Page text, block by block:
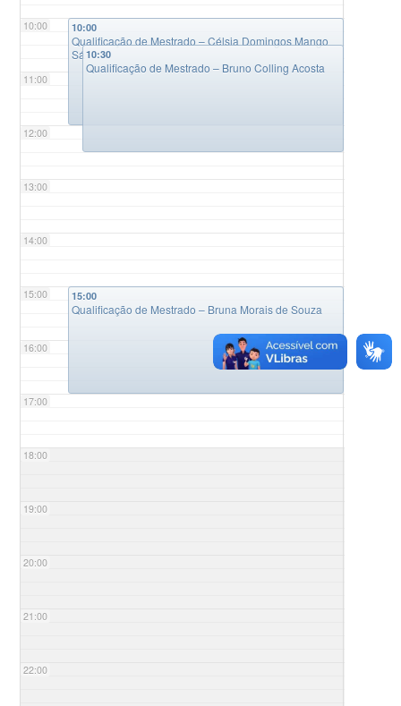
10:00
11:00
12:00
13:00
14:00
15:00
16:00
17:00
18:00
19:00
20:00
21:00
22:00
10:00
Qualificação de Mestrado – Célsia Domingos Mango
Sá 10:30
Qualificação de Mestrado – Bruno Colling Acosta
15:00
Qualificação de Mestrado – Bruna Morais de Souza